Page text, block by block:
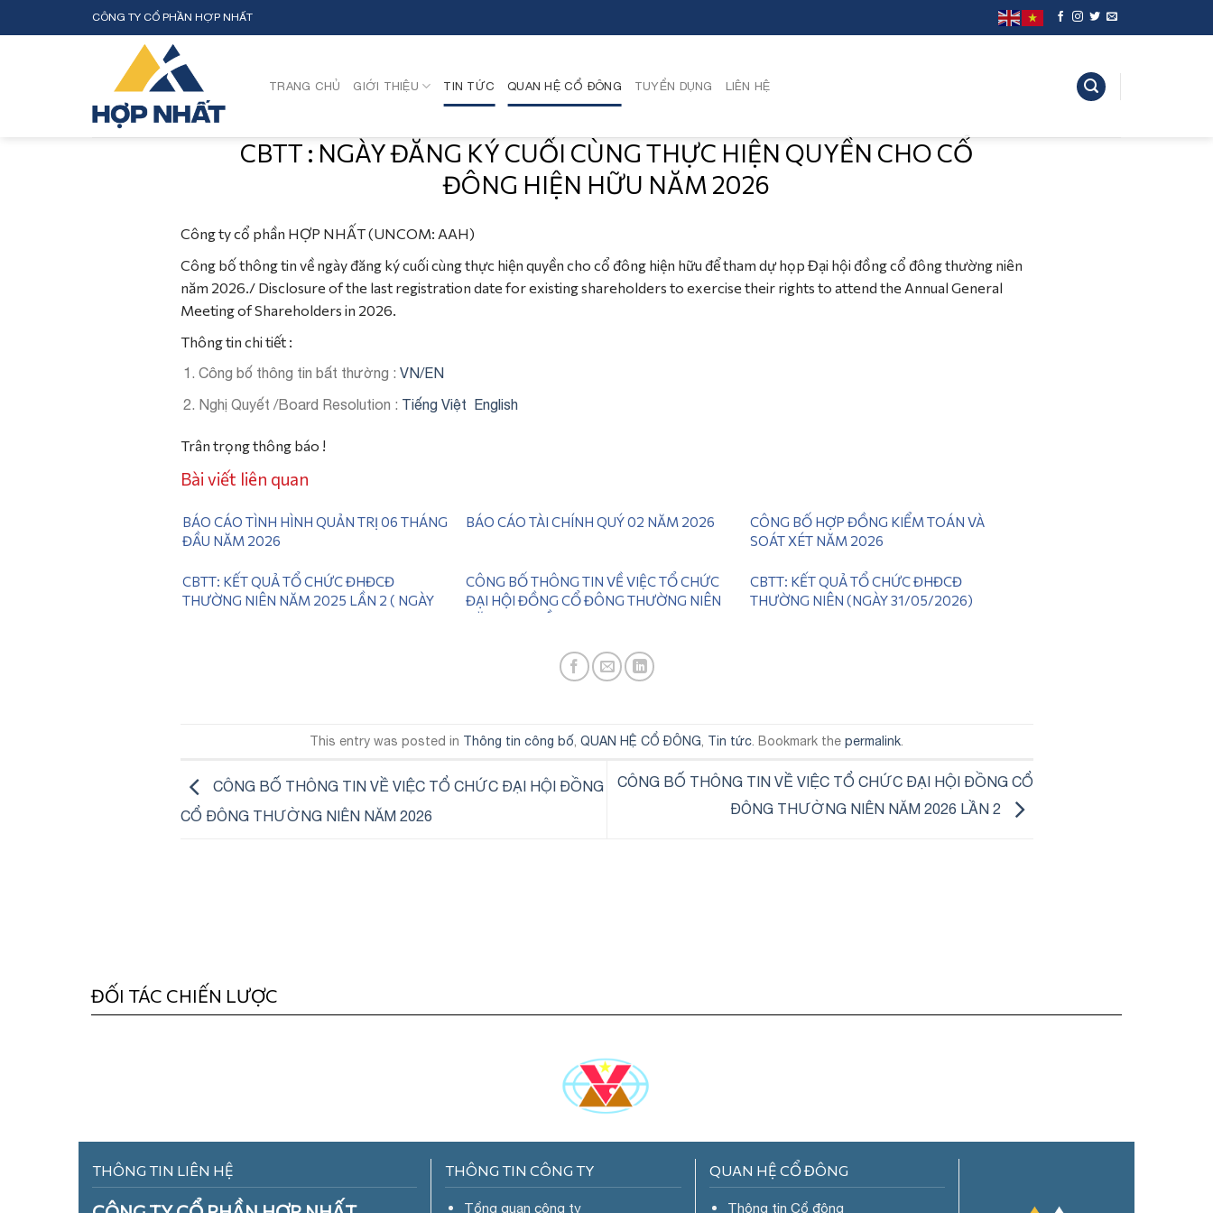
to
CÔNG TY CỔ PHẦN HỢP NHẤT
TRANG CHỦ GIỚI THIỆU TIN TỨC QUAN HỆ CỔ ĐÔNG TUYỂN DỤNG LIÊN HỆ
CBTT : NGÀY ĐĂNG KÝ CUỐI CÙNG THỰC HIỆN QUYỀN CHO CỔ
ĐÔNG HIỆN HỮU NĂM 2026
Công ty cổ phần HỢP NHẤT (UNCOM: AAH)
Công bố thông tin về ngày đăng ký cuối cùng thực hiện quyền cho cổ đông hiện hữu để tham dự họp Đại hội đồng cổ đông thường niên
năm 2026./ Disclosure of the last registration date for existing shareholders to exercise their rights to attend the Annual General
Meeting of Shareholders in 2026.
Thông tin chi tiết :
Công bố thông tin bất thường :VN/EN
Nghị Quyết /Board Resolution : Tiếng Việt English
Trân trọng thông báo !
Bài viết liên quan
BÁO CÁO TÌNH HÌNH QUẢN TRỊ 06 THÁNG
ĐẦU NĂM 2026
BÁO CÁO TÀI CHÍNH QUÝ 02 NĂM 2026
CÔNG BỐ HỢP ĐỒNG KIỂM TOÁN VÀ
SOÁT XÉT NĂM 2026
CBTT: KẾT QUẢ TỔ CHỨC ĐHĐCĐ
THƯỜNG NIÊN NĂM 2025 LẦN 2 ( NGÀY
CÔNG BỐ THÔNG TIN VỀ VIỆC TỔ CHỨC
ĐẠI HỘI ĐỒNG CỔ ĐÔNG THƯỜNG NIÊN
CBTT: KẾT QUẢ TỔ CHỨC ĐHĐCĐ
THƯỜNG NIÊN (NGÀY 31/05/2026)
This entry was posted in Thông tin công bố QUAN HỆ CỔ ĐÔNG Tin tức . Bookmark the permalink
CÔNG BỐ THÔNG TIN VỀ VIỆC TỔ CHỨC ĐẠI HỘI ĐỒNG
CỔ ĐÔNG THƯỜNG NIÊN NĂM 2026
CÔNG BỐ THÔNG TIN VỀ VIỆC TỔ CHỨC ĐẠI HỘI ĐỒNG CỔ
ĐÔNG THƯỜNG NIÊN NĂM 2026 LẦN 2
ĐỐI TÁC CHIẾN LƯỢC
THÔNG TIN LIÊN HỆ THÔNG TIN CÔNG TY
Tổng quan công ty
QUAN HỆ CỔ ĐÔNG
Thông tin Cổ đông